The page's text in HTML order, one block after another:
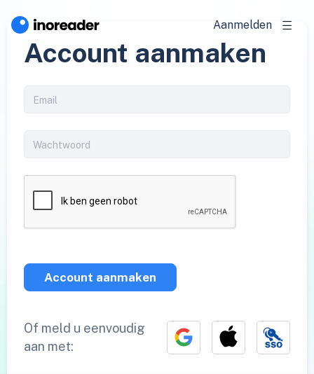
Aanmelden
Account aanmaken
Account aanmaken
Of meld u eenvoudig
aan met: